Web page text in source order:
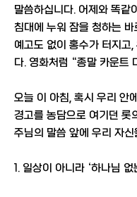
말씀하십니다. 어제와 똑같
침대에 누워 잠을 청하는
예고도 없이 홍수가 터지고
다. 영화처럼 “종말 카운트
오늘 이 아침, 혹시 우리 안
경고를 농담으로 여기던 롯
주님의 말씀 앞에 우리 자
1. 일상이 아니라 ‘하나님